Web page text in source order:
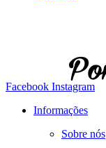
Facebook Instagram
Informações
Sobre nós